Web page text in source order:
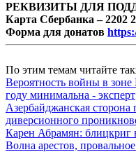
РЕКВИЗИТЫ ДЛЯ
Карта Сбербанка – 2202
Форма для донатов
По этим темам читайте
Вероятность войны в зоне
году минимальна - эксперт
Азербайджанская
диверсионного
Карен Абрамян: блицкриг
Волна арестов,